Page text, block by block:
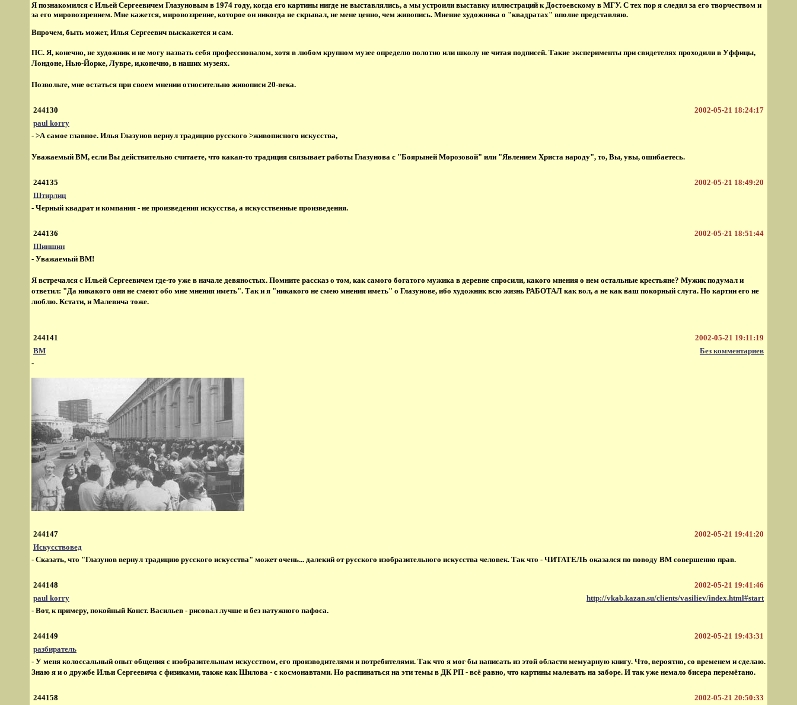
Я познакомился с Ильей Сергеевичем Глазуновым в 1974 году, когда его картины нигде не выставлялись, а мы устроили выставку иллюстраций к Достоевскому в МГУ. С тех пор я следил за его творчеством и
за его мировоззрением. Мне кажется, мировоззрение, которое он никогда не скрывал, не мене ценно, чем живопись. Мнение художника о "квадратах" вполне представляю.
Впрочем, быть может, Илья Сергеевич выскажется и сам.
ПС. Я, конечно, не художник и не могу назвать себя профессионалoм, хотя в любом крупном музее определю полотно или школу не читая подписей. Такие эксперименты при свидетелях проходили в Уффицы,
Лондоне, Нью-Йорке, Лувре, и,конечно, в наших музеях.
Позвольте, мне остаться при своем мнении относительно живописи 20-века.
244130
2002-05-21 18:24:17
paul korry
- >А самое главное. Илья Глазунов вернул традицию русского >живописного искусства,
Уважаемый ВМ, если Вы действительно считаете, что какая-то традиция связывает работы Глазунова с "Боярыней Морозовой" или "Явлением Христа народу", то, Вы, увы, ошибаетесь.
244135
2002-05-21 18:49:20
Штирлиц
- Черный квадрат и компания - не произведения искусства, а искусственные произведения.
244136
2002-05-21 18:51:44
Шиншин
- Уважаемый ВМ!
Я встречался с Ильей Сергеевичем где-то уже в начале девяностых. Помните рассказ о том, как самого богатого мужика в деревне спросили, какого мнения о нем остальные крестьяне? Мужик подумал и
ответил: "Да никакого они не смеют обо мне мнения иметь". Так и я "никакого не смею мнения иметь" о Глазунове, ибо художник всю жизнь РАБОТАЛ как вол, а не как ваш покорный слуга. Но картин его не
люблю. Кстати, и Малевича тоже.
244141
2002-05-21 19:11:19
ВМ
Без комментариев
-
244147
2002-05-21 19:41:20
Искусствовед
- Сказать, что "Глазунов вернул традицию русского искусства" может очень... далекий от русского изобразительного искусства человек. Так что - ЧИТАТЕЛЬ оказался по поводу ВМ совершенно прав.
244148
2002-05-21 19:41:46
paul korry
http://vkab.kazan.su/clients/vasiliev/index.html#start
- Вот, к примеру, покойный Конст. Васильев - рисовал лучше и без натужного пафоса.
244149
2002-05-21 19:43:31
разбиратель
- У меня колоссальный опыт общения с изобразительным искусством, его производителями и потребителями. Так что я мог бы написать из этой области мемуарную книгу. Что, вероятно, со временем и сделаю.
Знаю я и о дружбе Ильи Сергеевича с физиками, также как Шилова - с космонавтами. Но распинаться на эти темы в ДК РП - всё равно, что картины малевать на заборе. И так уже немало бисера перемётано.
244158 2002-05-21 20:50:33